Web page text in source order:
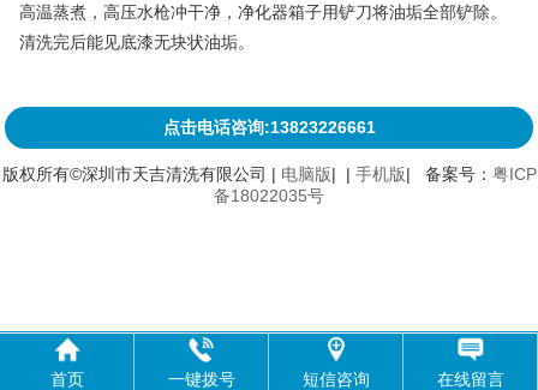
高温蒸煮，高压水枪冲干净，净化器箱子用铲刀将油垢全部铲除。
清洗完后能见底漆无块状油垢。
点击电话咨询:13823226661
版权所有©深圳市天吉清洗有限公司 | 电脑版| | 手机版| 备案号： 粤ICP
备18022035号
首页 一键拨号 短信咨询 在线留言